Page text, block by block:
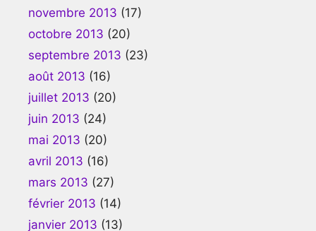
novembre 2013 (17)
octobre 2013 (20)
septembre 2013 (23)
août 2013 (16)
juillet 2013 (20)
juin 2013 (24)
mai 2013 (20)
avril 2013 (16)
mars 2013 (27)
février 2013 (14)
janvier 2013 (13)